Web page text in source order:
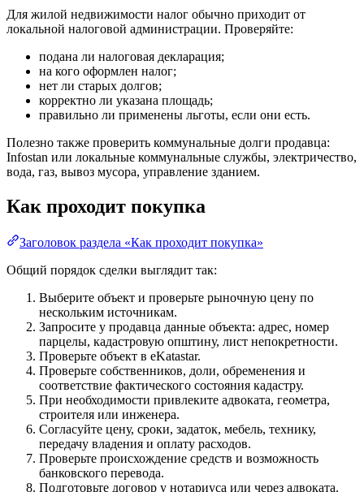
Для жилой недвижимости налог обычно приходит от
локальной налоговой администрации. Проверяйте:
подана ли налоговая декларация;
на кого оформлен налог;
нет ли старых долгов;
корректно ли указана площадь;
правильно ли применены льготы, если они есть.
Полезно также проверить коммунальные долги продавца:
Infostan или локальные коммунальные службы, электричество,
вода, газ, вывоз мусора, управление зданием.
Как проходит покупка
Заголовок раздела «Как проходит покупка»
Общий порядок сделки выглядит так:
Выберите объект и проверьте рыночную цену по
нескольким источникам.
Запросите у продавца данные объекта: адрес, номер
парцелы, кадастровую општину, лист непокретности.
Проверьте объект в eKatastar.
Проверьте собственников, доли, обременения и
соответствие фактического состояния кадастру.
При необходимости привлеките адвоката, геометра,
строителя или инженера.
Согласуйте цену, сроки, задаток, мебель, технику,
передачу владения и оплату расходов.
Проверьте происхождение средств и возможность
банковского перевода.
Подготовьте договор у нотариуса или через адвоката.